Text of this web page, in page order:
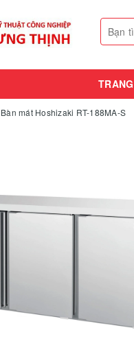
Bàn mát Hoshizaki RT-188MA-S